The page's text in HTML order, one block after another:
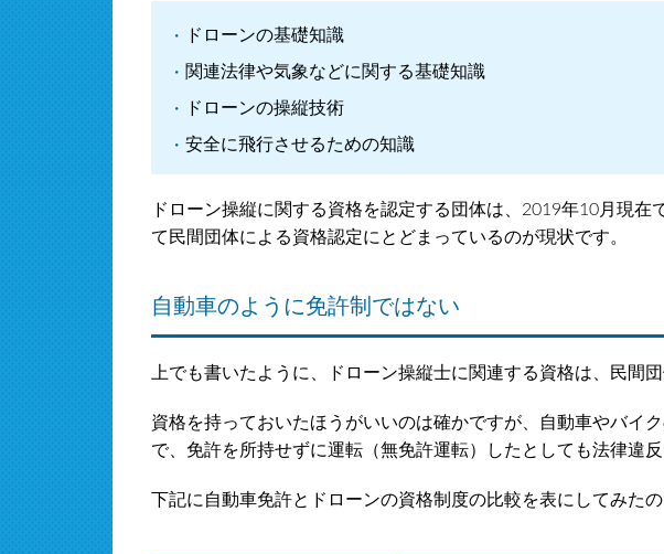
ドローンの基礎知識
関連法律や気象などに関する基礎知識
ドローンの操縦技術
安全に飛行させるための知識
ドローン操縦に関する資格を認定する団体は、2019年10月現在
て民間団体による資格認定にとどまっているのが現状です。
自動車のように免許制ではない
上でも書いたように、ドローン操縦士に関連する資格は、民間
資格を持っておいたほうがいいのは確かですが、自動車やバイ
で、免許を所持せずに運転（無免許運転）したとしても法律違反
下記に自動車免許とドローンの資格制度の比較を表にしてみた